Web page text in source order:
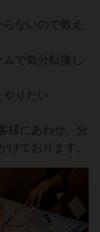
ないので教え
で気分転換し
やりたい
様にあわせ、分
けております。